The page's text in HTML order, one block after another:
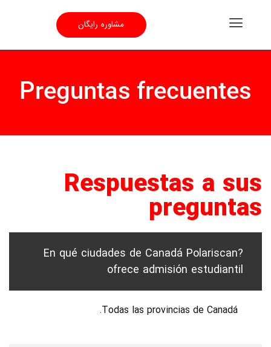
مشاوره رایگان
Preguntas frecuentes
Respuestas a sus
preguntas
?En qué ciudades de Canadá Polariscan
ofrece admisión estudiantil
Todas las provincias de Canadá.